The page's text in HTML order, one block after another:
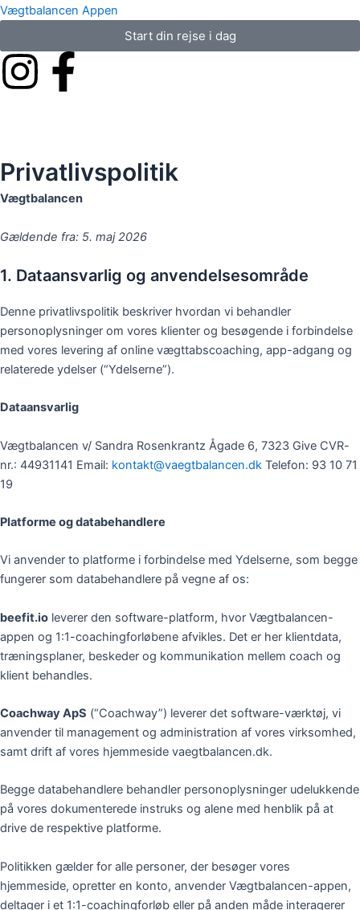
Vægtbalancen Appen
Start din rejse i dag
I
s
t
a
g
r
a
m
F
c
e
b
o
o
k
-
f
Privatlivspolitik
Vægtbalancen
Gældende fra: 5. maj 2026
1. Dataansvarlig og anvendelsesområde
Denne privatlivspolitik beskriver hvordan vi behandler
personoplysninger om vores klienter og besøgende i forbindelse
med vores levering af online vægttabscoaching, app-adgang og
relaterede ydelser (“Ydelserne”).
Dataansvarlig
Vægtbalancen v/ Sandra Rosenkrantz Ågade 6, 7323 Give CVR-
nr.: 44931141 Email: kontakt@vaegtbalancen.dk Telefon: 93 10 71
19
Platforme og databehandlere
Vi anvender to platforme i forbindelse med Ydelserne, som begge
fungerer som databehandlere på vegne af os:
beefit.io leverer den software-platform, hvor Vægtbalancen-
appen og 1:1-coachingforløbene afvikles. Det er her klientdata,
træningsplaner, beskeder og kommunikation mellem coach og
klient behandles.
Coachway ApS (“Coachway”) leverer det software-værktøj, vi
anvender til management og administration af vores virksomhed,
samt drift af vores hjemmeside vaegtbalancen.dk.
Begge databehandlere behandler personoplysninger udelukkende
på vores dokumenterede instruks og alene med henblik på at
drive de respektive platforme.
Politikken gælder for alle personer, der besøger vores
hjemmeside, opretter en konto, anvender Vægtbalancen-appen,
deltager i et 1:1-coachingforløb eller på anden måde interagerer